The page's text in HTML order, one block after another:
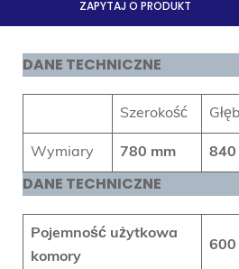
ZAPYTAJ O PRODUKT
DANE TECHNICZNE
Szerokość
Wymiary 780 mm 840
DANE TECHNICZNE
Pojemność użytkowa
komory
600